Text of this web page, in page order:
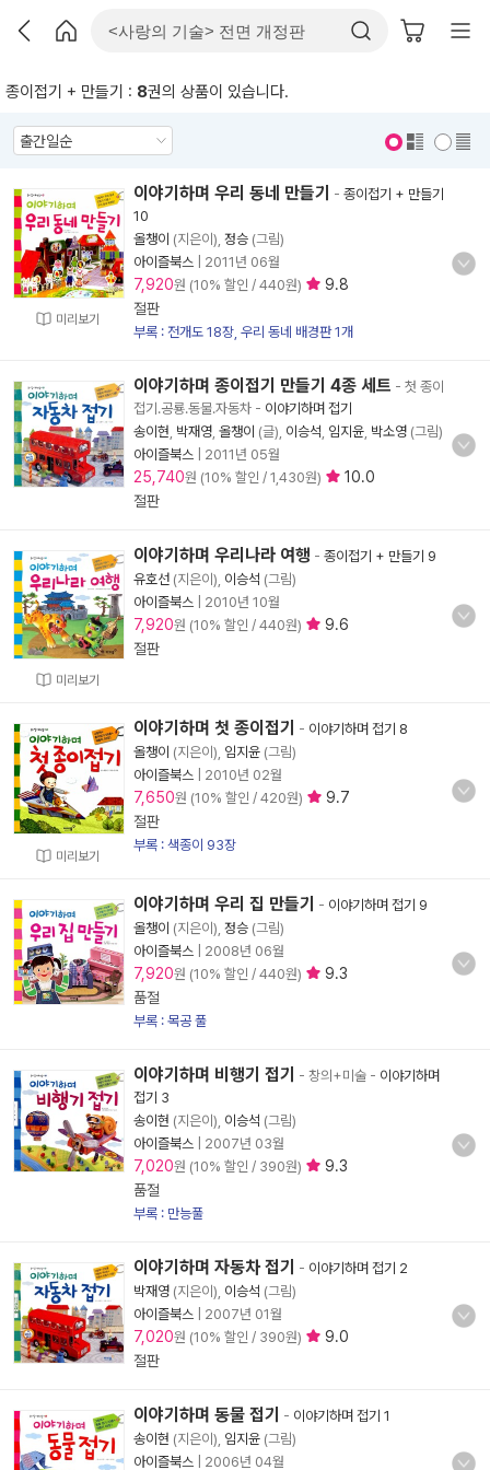
종이접기 + 만들기 : 8권의 상품이 있습니다.
미리보기
이야기하며 우리 동네 만들기 - 종이접기 + 만들기
10
올챙이 (지은이), 정승 (그림)
아이즐북스
2011년 06월
7,920원 (10% 할인 / 440원)
9.8
절판
부록 : 전개도 18장, 우리 동네 배경판 1개
이야기하며 종이접기 만들기 4종 세트 - 첫 종이
접기.공룡.동물.자동차 - 이야기하며 접기
송이현 박재영 올챙이 (글), 이승석 임지윤 박소영 (그림)
아이즐북스
2011년 05월
25,740원 (10% 할인 / 1,430원)
10.0
절판
미리보기
이야기하며 우리나라 여행 - 종이접기 + 만들기 9
유호선 (지은이), 이승석 (그림)
아이즐북스
2010년 10월
7,920원 (10% 할인 / 440원)
9.6
절판
미리보기
이야기하며 첫 종이접기 - 이야기하며 접기 8
올챙이 (지은이), 임지윤 (그림)
아이즐북스
2010년 02월
7,650원 (10% 할인 / 420원)
9.7
절판
부록 : 색종이 93장
이야기하며 우리 집 만들기 - 이야기하며 접기 9
올챙이 (지은이), 정승 (그림)
아이즐북스
2008년 06월
7,920원 (10% 할인 / 440원)
9.3
품절
부록 : 목공 풀
이야기하며 비행기 접기 - 창의+미술 - 이야기하며
접기 3
송이현 (지은이), 이승석 (그림)
아이즐북스
2007년 03월
7,020원 (10% 할인 / 390원)
9.3
품절
부록 : 만능풀
이야기하며 자동차 접기 - 이야기하며 접기 2
박재영 (지은이), 이승석 (그림)
아이즐북스
2007년 01월
7,020원 (10% 할인 / 390원)
9.0
절판
이야기하며 동물 접기 - 이야기하며 접기 1
송이현 (지은이), 임지윤 (그림)
아이즐북스
2006년 04월